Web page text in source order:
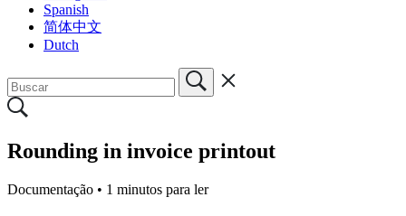
Spanish
简体中文
Dutch
Rounding in invoice printout
Documentação • 1 minutos para ler